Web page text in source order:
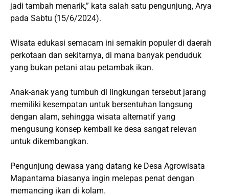
jadi tambah menarik,” kata salah satu pengunjung, Arya
pada Sabtu (15/6/2024).
Wisata edukasi semacam ini semakin populer di daerah
perkotaan dan sekitarnya, di mana banyak penduduk
yang bukan petani atau petambak ikan.
Anak-anak yang tumbuh di lingkungan tersebut jarang
memiliki kesempatan untuk bersentuhan langsung
dengan alam, sehingga wisata alternatif yang
mengusung konsep kembali ke desa sangat relevan
untuk dikembangkan.
Pengunjung dewasa yang datang ke Desa Agrowisata
Mapantama biasanya ingin melepas penat dengan
memancing ikan di kolam.